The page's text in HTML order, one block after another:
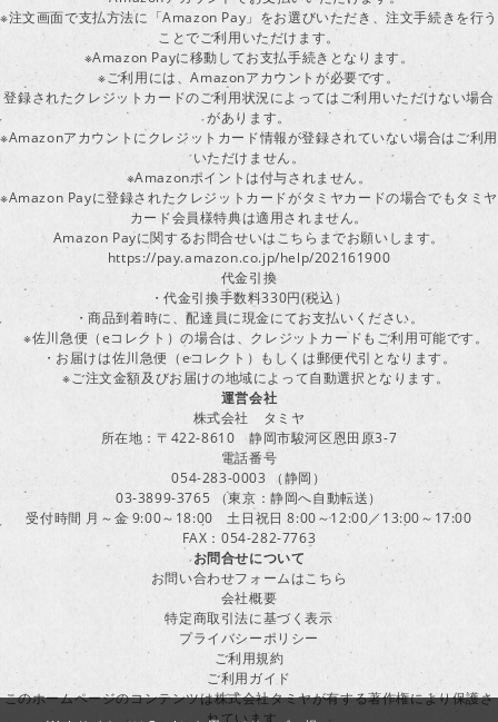
※注文画面で支払方法に「Amazon Pay」をお選びいただき、注文手続きを行う
ことでご利用いただけます。
※Amazon Payに移動してお支払手続きとなります。
※ご利用には、Amazonアカウントが必要です。
登録されたクレジットカードのご利用状況によってはご利用いただけない場合
があります。
※Amazonアカウントにクレジットカード情報が登録されていない場合はご利用
いただけません。
※Amazonポイントは付与されません。
※Amazon Payに登録されたクレジットカードがタミヤカードの場合でもタミヤ
カード会員様特典は適用されません。
Amazon Payに関するお問合せいはこちらまでお願いします。
https://pay.amazon.co.jp/help/202161900
代金引換
・代金引換手数料330円(税込）
・商品到着時に、配達員に現金にてお支払いください。
※佐川急便（eコレクト）の場合は、クレジットカードもご利用可能です。
・お届けは佐川急便（eコレクト）もしくは郵便代引となります。
※ご注文金額及びお届けの地域によって自動選択となります。
運営会社
株式会社 タミヤ
所在地：〒422-8610 静岡市駿河区恩田原3-7
電話番号
054-283-0003 （静岡）
03-3899-3765 （東京：静岡へ自動転送）
受付時間 月～金 9:00～18:00 土日祝日 8:00～12:00／13:00～17:00
FAX：054-282-7763
お問合せについて
お問い合わせフォームはこちら
会社概要
特定商取引法に基づく表示
プライバシーポリシー
ご利用規約
ご利用ガイド
このホームページのコンテンツは株式会社タミヤが有する著作権により保護さ
れています。